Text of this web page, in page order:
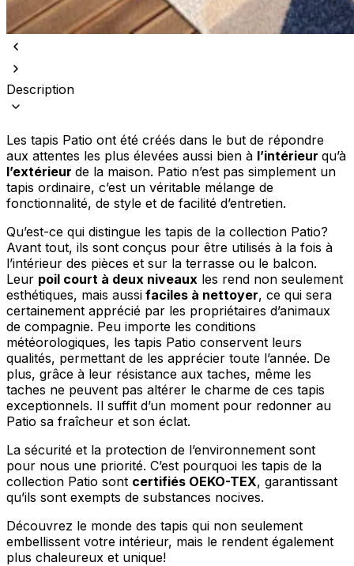
Description
Les tapis Patio ont été créés dans le but de répondre
aux attentes les plus élevées aussi bien à l’intérieur qu’à
l’extérieur de la maison. Patio n’est pas simplement un
tapis ordinaire, c’est un véritable mélange de
fonctionnalité, de style et de facilité d’entretien.
Qu’est-ce qui distingue les tapis de la collection Patio?
Avant tout, ils sont conçus pour être utilisés à la fois à
l’intérieur des pièces et sur la terrasse ou le balcon.
Leur poil court à deux niveaux les rend non seulement
esthétiques, mais aussi faciles à nettoyer, ce qui sera
certainement apprécié par les propriétaires d’animaux
de compagnie. Peu importe les conditions
météorologiques, les tapis Patio conservent leurs
qualités, permettant de les apprécier toute l’année. De
plus, grâce à leur résistance aux taches, même les
taches ne peuvent pas altérer le charme de ces tapis
exceptionnels. Il suffit d’un moment pour redonner au
Patio sa fraîcheur et son éclat.
La sécurité et la protection de l’environnement sont
pour nous une priorité. C’est pourquoi les tapis de la
collection Patio sont certifiés OEKO-TEX, garantissant
qu’ils sont exempts de substances nocives.
Découvrez le monde des tapis qui non seulement
embellissent votre intérieur, mais le rendent également
plus chaleureux et unique!